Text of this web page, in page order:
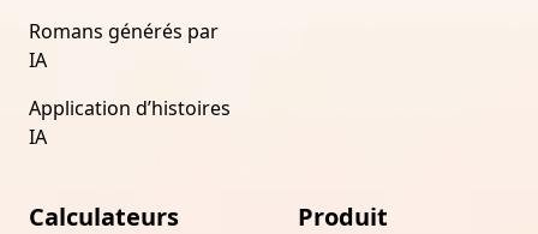
Romans générés par
IA
Application d’histoires
IA
Calculateurs
Produit